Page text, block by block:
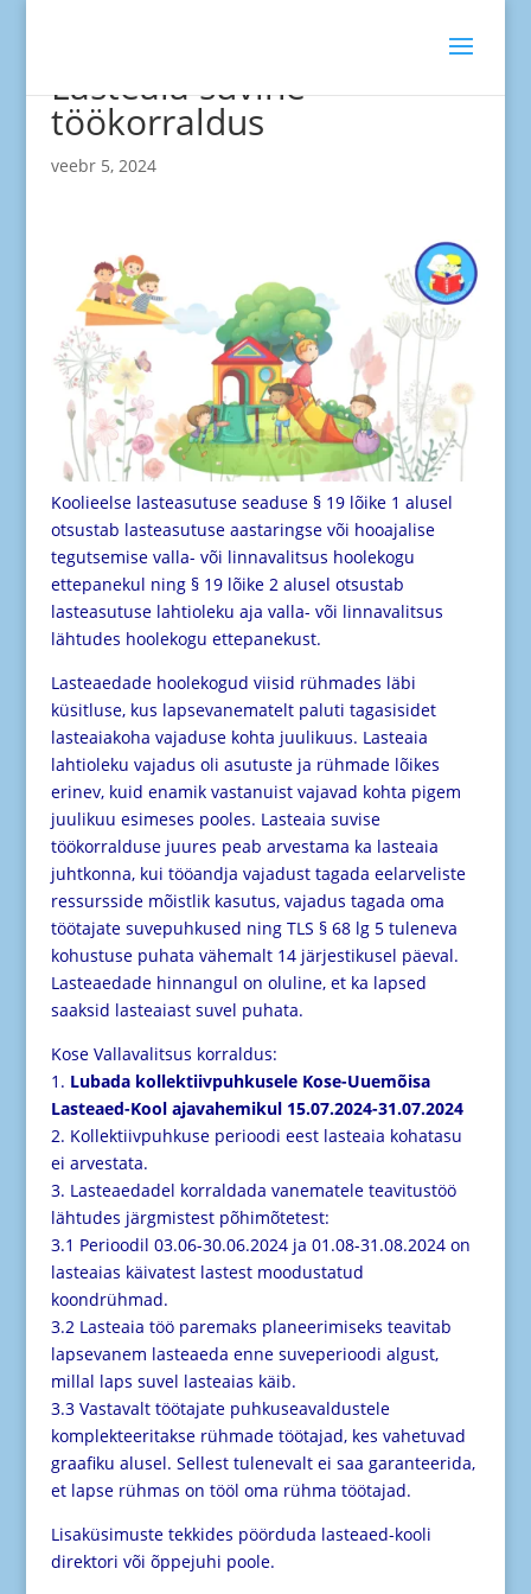
Lasteaia suvine
töökorraldus
veebr 5, 2024
Koolieelse lasteasutuse seaduse § 19 lõike 1 alusel
otsustab lasteasutuse aastaringse või hooajalise
tegutsemise valla- või linnavalitsus hoolekogu
ettepanekul ning § 19 lõike 2 alusel otsustab
lasteasutuse lahtioleku aja valla- või linnavalitsus
lähtudes hoolekogu ettepanekust.
Lasteaedade hoolekogud viisid rühmades läbi
küsitluse, kus lapsevanematelt paluti tagasisidet
lasteaiakoha vajaduse kohta juulikuus. Lasteaia
lahtioleku vajadus oli asutuste ja rühmade lõikes
erinev, kuid enamik vastanuist vajavad kohta pigem
juulikuu esimeses pooles. Lasteaia suvise
töökorralduse juures peab arvestama ka lasteaia
juhtkonna, kui tööandja vajadust tagada eelarveliste
ressursside mõistlik kasutus, vajadus tagada oma
töötajate suvepuhkused ning TLS § 68 lg 5 tuleneva
kohustuse puhata vähemalt 14 järjestikusel päeval.
Lasteaedade hinnangul on oluline, et ka lapsed
saaksid lasteaiast suvel puhata.
Kose Vallavalitsus korraldus:
1. Lubada kollektiivpuhkusele Kose-Uuemõisa
Lasteaed-Kool ajavahemikul 15.07.2024-31.07.2024
2. Kollektiivpuhkuse perioodi eest lasteaia kohatasu
ei arvestata.
3. Lasteaedadel korraldada vanematele teavitustöö
lähtudes järgmistest põhimõtetest:
3.1 Perioodil 03.06-30.06.2024 ja 01.08-31.08.2024 on
lasteaias käivatest lastest moodustatud
koondrühmad.
3.2 Lasteaia töö paremaks planeerimiseks teavitab
lapsevanem lasteaeda enne suveperioodi algust,
millal laps suvel lasteaias käib.
3.3 Vastavalt töötajate puhkuseavaldustele
komplekteeritakse rühmade töötajad, kes vahetuvad
graafiku alusel. Sellest tulenevalt ei saa garanteerida,
et lapse rühmas on tööl oma rühma töötajad.
Lisaküsimuste tekkides pöörduda lasteaed-kooli
direktori või õppejuhi poole.